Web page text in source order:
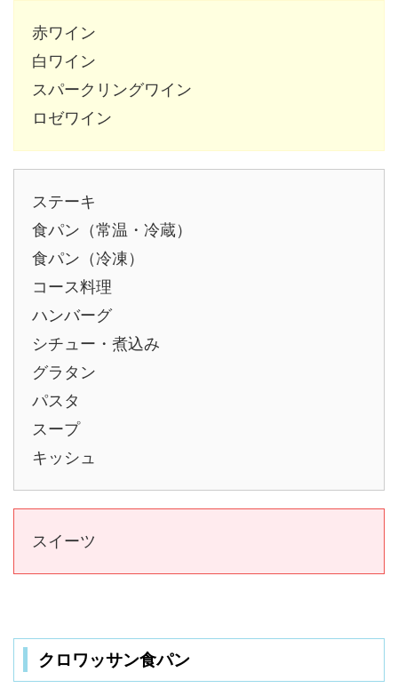
赤ワイン
白ワイン
スパークリングワイン
ロゼワイン
ステーキ
食パン（常温・冷蔵）
食パン（冷凍）
コース料理
ハンバーグ
シチュー・煮込み
グラタン
パスタ
スープ
キッシュ
スイーツ
クロワッサン食パン